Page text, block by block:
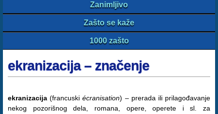
Zanimljivo
Zašto se kaže
1000 zašto
ekranizacija – značenje
ekranizacija (francuskiécranisation) – prerada ili prilagođavanje
nekog pozorišnog dela, romana, opere, operete i sl. za